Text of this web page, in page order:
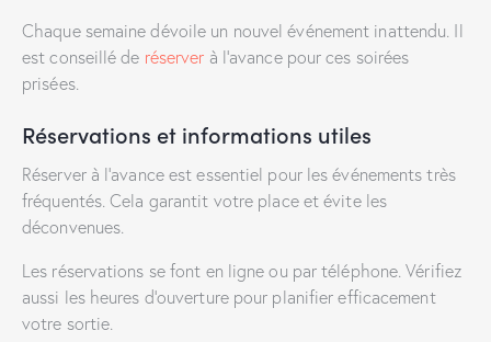
Chaque semaine dévoile un nouvel événement inattendu. Il
est conseillé de réserver à l’avance pour ces soirées
prisées.
Réservations et informations utiles
Réserver à l’avance est essentiel pour les événements très
fréquentés. Cela garantit votre place et évite les
déconvenues.
Les réservations se font en ligne ou par téléphone. Vérifiez
aussi les heures d’ouverture pour planifier efficacement
votre sortie.